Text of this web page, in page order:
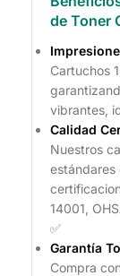
de Toner
Cartuchos
vibrantes,
Calidad
Nuestros
estándares
14001,
✅
Garantía
Compra